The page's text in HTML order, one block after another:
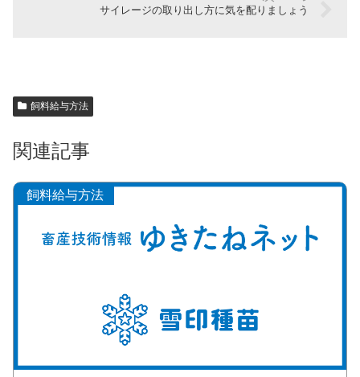
サイレージの取り出し方に気を配りましょう
飼料給与方法
関連記事
飼料給与方法